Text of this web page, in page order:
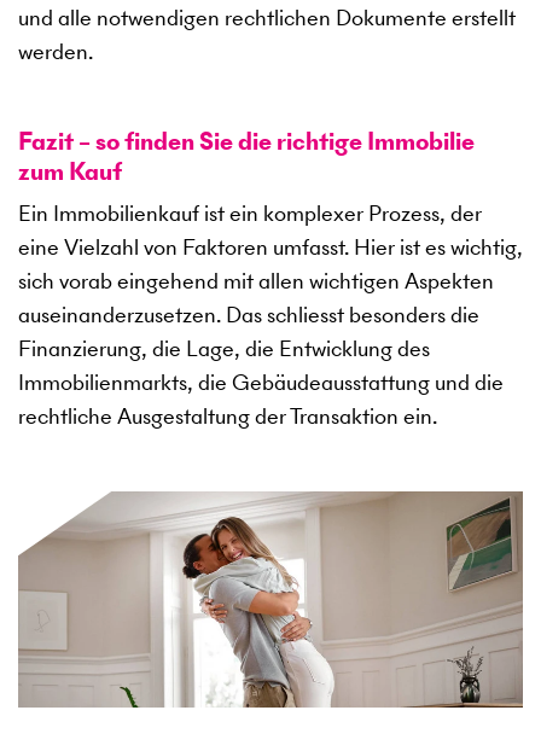
und alle notwendigen rechtlichen Dokumente erstellt
werden.
Fazit – so finden Sie die richtige Immobilie
zum Kauf
Ein Immobilienkauf ist ein komplexer Prozess, der
eine Vielzahl von Faktoren umfasst. Hier ist es wichtig,
sich vorab eingehend mit allen wichtigen Aspekten
auseinanderzusetzen. Das schliesst besonders die
Finanzierung, die Lage, die Entwicklung des
Immobilienmarkts, die Gebäudeausstattung und die
rechtliche Ausgestaltung der Transaktion ein.